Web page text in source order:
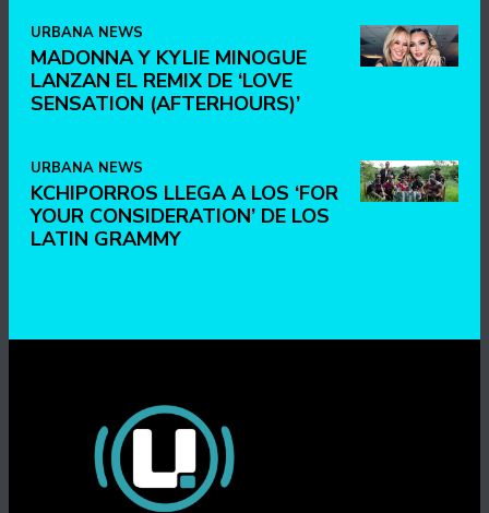
URBANA NEWS
MADONNA Y KYLIE MINOGUE
LANZAN EL REMIX DE ‘LOVE
SENSATION (AFTERHOURS)’
URBANA NEWS
KCHIPORROS LLEGA A LOS ‘FOR
YOUR CONSIDERATION’ DE LOS
LATIN GRAMMY